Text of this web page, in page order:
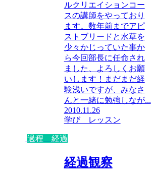
ルクリエイションコー
スの講師をやっており
ます。数年前までアピ
ストブリードと水草を
少々かじっていた事か
ら今回部長に任命され
ました、よろしくお願
いします！まだまだ経
験浅いですが、みなさ
んと一緒に勉強しなが...
2010.11.26
学び レッスン
過程 経過
経過観察